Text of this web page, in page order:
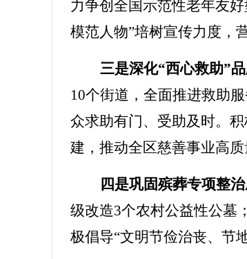
力争创全国示范性老年友
模范人物”培树宣传力度，
三是深化“西心救助”
10个街道，全面推进救助
众求助有门、受助及时。
建，推动全区慈善事业高质
四是巩固殡葬专项整
级改造3个农村公益性公墓
极倡导“文明节俭治丧、节